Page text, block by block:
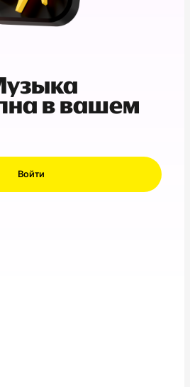
в вашем
Войти